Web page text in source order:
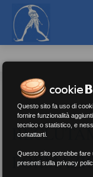
Questo sito fa uso di
fornire funzionalità
tecnico o statistico, e
contattarti.
Questo sito potrebbe fare
presenti sulla privacy